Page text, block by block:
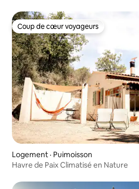
Coup de cœur voyageurs
Coup de cœur voyageurs
Logement · Puimoisson
Havre de Paix Climatisé en Nature